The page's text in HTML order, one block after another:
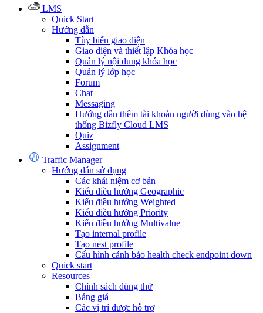
LMS
Quick Start
Hướng dẫn
Tùy biến giao diện
Giao diện và thiết lập Khóa học
Quản lý nội dung khóa học
Quản lý lớp học
Forum
Chat
Messaging
Hướng dẫn thêm tài khoản người dùng vào hệ
thống Bizfly Cloud LMS
Quiz
Assignment
Traffic Manager
Hướng dẫn sử dụng
Các khái niệm cơ bản
Kiểu điều hướng Geographic
Kiểu điều hướng Weighted
Kiểu điều hướng Priority
Kiểu điều hướng Multivalue
Tạo internal profile
Tạo nest profile
Cấu hình cảnh báo health check endpoint down
Quick start
Resources
Chính sách dùng thử
Bảng giá
Các vị trí được hỗ trợ